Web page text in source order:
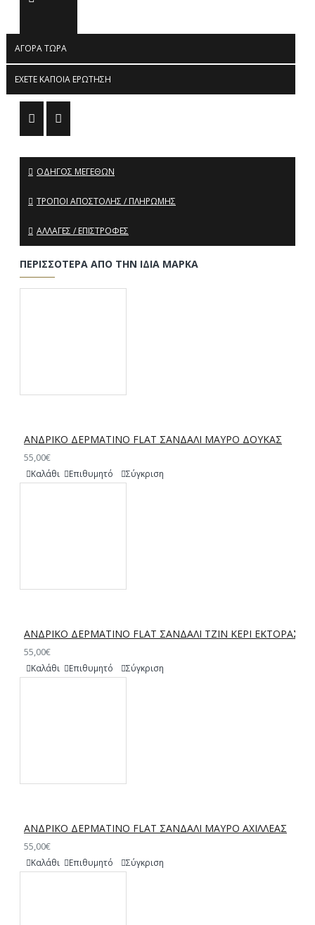
ΑΓΟΡΆ ΤΏΡΑ
ΈΧΕΤΕ ΚΆΠΟΙΑ ΕΡΏΤΗΣΗ
ΟΔΗΓΌΣ ΜΕΓΕΘΏΝ
ΤΡΌΠΟΙ ΑΠΟΣΤΟΛΉΣ / ΠΛΗΡΩΜΉΣ
ΑΛΛΑΓΈΣ / ΕΠΙΣΤΡΟΦΈΣ
ΠΕΡΙΣΣΌΤΕΡΑ ΑΠΌ ΤΗΝ ΊΔΙΑ ΜΆΡΚΑ
ΑΝΔΡΙΚΟ ΔΕΡΜΑΤΙΝΟ FLAT ΣΑΝΔΑΛΙ ΜΑΥΡΟ ΔΟΥΚΑΣ
55,00€
Καλάθι Επιθυμητό Σύγκριση
ΑΝΔΡΙΚΟ ΔΕΡΜΑΤΙΝΟ FLAT ΣΑΝΔΑΛΙ ΤΖΙΝ ΚΕΡΙ ΕΚΤΟΡΑΣ
55,00€
Καλάθι Επιθυμητό Σύγκριση
ΑΝΔΡΙΚΟ ΔΕΡΜΑΤΙΝΟ FLAT ΣΑΝΔΑΛΙ ΜΑΥΡΟ ΑΧΙΛΛΕΑΣ
55,00€
Καλάθι Επιθυμητό Σύγκριση